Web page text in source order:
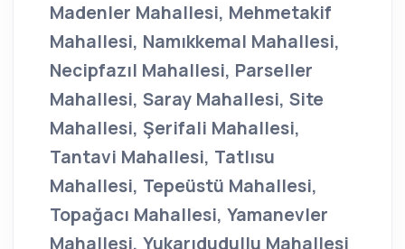
Madenler Mahallesi, Mehmetakif
Mahallesi, Namıkkemal Mahallesi,
Necipfazıl Mahallesi, Parseller
Mahallesi, Saray Mahallesi, Site
Mahallesi, Şerifali Mahallesi,
Tantavi Mahallesi, Tatlısu
Mahallesi, Tepeüstü Mahallesi,
Topağacı Mahallesi, Yamanevler
Mahallesi, Yukarıdudullu Mahallesi